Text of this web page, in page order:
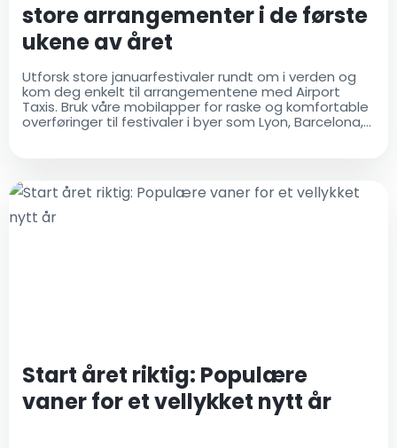
store arrangementer i de første
ukene av året
Utforsk store januarfestivaler rundt om i verden og
kom deg enkelt til arrangementene med Airport
Taxis. Bruk våre mobilapper for raske og komfortable
overføringer til festivaler i byer som Lyon, Barcelona,
Start året riktig: Populære
vaner for et vellykket nytt år